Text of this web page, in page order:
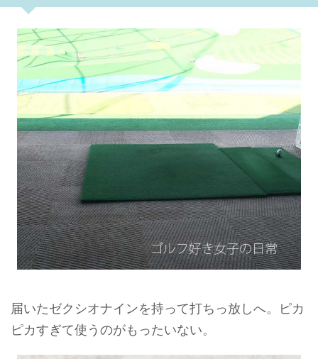
届いたゼクシオナインを持って打ちっ放しへ。ピカ
ピカすぎて使うのがもったいない。